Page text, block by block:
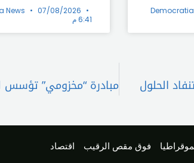
Democratia
News
07/08/2026
6:41 م
الحلول
فوق مقص الرقيب
اقتصاد